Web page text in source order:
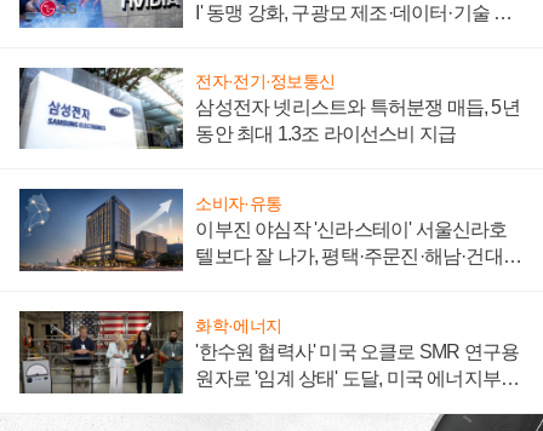
I' 동맹 강화, 구광모 제조·데이터·기술 결
전자·전기·정보통신
삼성전자 넷리스트와 특허분쟁 매듭, 5년
동안 최대 1.3조 라이선스비 지급
소비자·유통
이부진 야심작 '신라스테이' 서울신라호
텔보다 잘 나가, 평택·주문진·해남·건대로
화학·에너지
'한수원 협력사' 미국 오클로 SMR 연구용
원자로 '임계 상태' 도달, 미국 에너지부